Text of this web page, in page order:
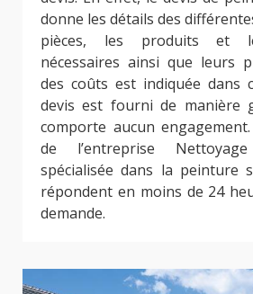
donne les détails des
pièces, les produits et
nécessaires ainsi que leurs
des coûts est indiquée dans
devis est fourni de manière
comporte aucun
de l’entreprise
spécialisée dans la peinture
répondent en moins de 24
demande.